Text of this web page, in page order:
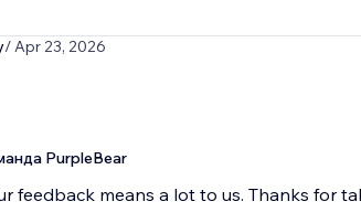
/ Apr 23, 2026
PurpleBear
feedback means a lot to us. Thanks for